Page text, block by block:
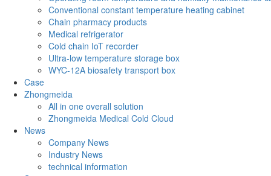
Conventional constant temperature heating cabinet
Chain pharmacy products
Medical refrigerator
Cold chain IoT recorder
Ultra-low temperature storage box
WYC-12A biosafety transport box
Case
Zhongmeida
All in one overall solution
Zhongmeida Medical Cold Cloud
News
Company News
Industry News
technical information